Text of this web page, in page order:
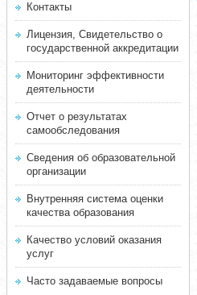
Контакты
Лицензия, Свидетельство о
государственной аккредитации
Мониторинг эффективности
деятельности
Отчет о результатах
самообследования
Сведения об образовательной
организации
Внутренняя система оценки
качества образования
Качество условий оказания
услуг
Часто задаваемые вопросы